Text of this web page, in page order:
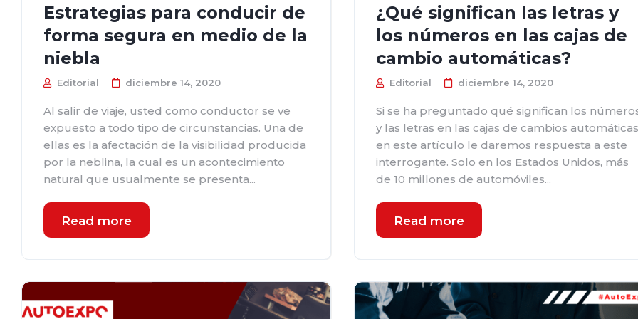
Estrategias para conducir de
forma segura en medio de la
niebla
Editorial diciembre 14, 2020
Al salir de viaje, usted como conductor se ve
expuesto a todo tipo de circunstancias. Una de
ellas es la afectación de la visibilidad producida
por la neblina, la cual es un acontecimiento
natural que usualmente se presenta...
Read more
¿Qué significan las letras y
los números en las cajas de
cambio automáticas?
Editorial diciembre 14, 2020
Si se ha preguntado qué significan los
y las letras en las cajas de cambios
en este artículo le daremos respuesta a este
interrogante. Solo en los Estados Unidos, más
de 10 millones de automóviles...
Read more